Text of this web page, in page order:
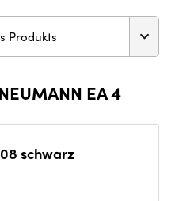
Produkts
EA 4
schwarz